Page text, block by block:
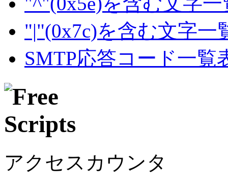
"|"(0x7c)を含む文字一
SMTP応答コード一覧
アクセスカウンタ